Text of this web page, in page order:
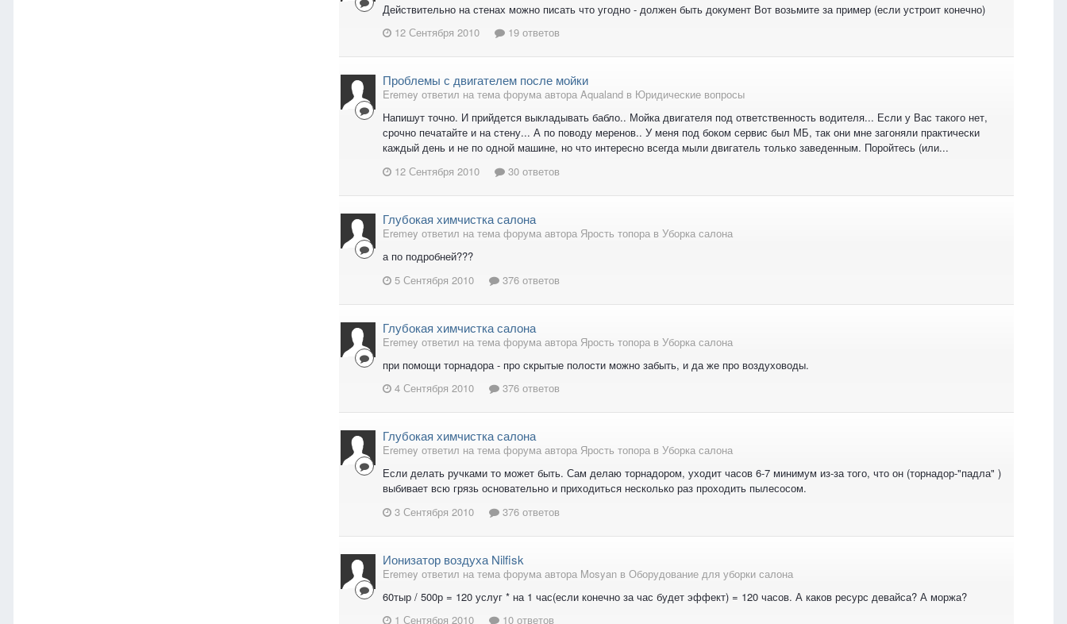
Действительно на стенах можно писать что угодно - должен быть документ Вот возьмите за пример (если устроит конечно)
12 Сентября 2010
19 ответов
Проблемы с двигателем после мойки
Eremey ответил на тема форума автора Aqualand в Юридические вопросы
Напишут точно. И прийдется выкладывать бабло.. Мойка двигателя под ответственность водителя... Если у Вас такого нет,
срочно печатайте и на стену... А по поводу меренов.. У меня под боком сервис был МБ, так они мне загоняли практически
каждый день и не по одной машине, но что интересно всегда мыли двигатель только заведенным. Поройтесь (или...
12 Сентября 2010
30 ответов
Глубокая химчистка салона
Eremey ответил на тема форума автора Ярость топора в Уборка салона
а по подробней???
5 Сентября 2010
376 ответов
Глубокая химчистка салона
Eremey ответил на тема форума автора Ярость топора в Уборка салона
при помощи торнадора - про скрытые полости можно забыть, и да же про воздуховоды.
4 Сентября 2010
376 ответов
Глубокая химчистка салона
Eremey ответил на тема форума автора Ярость топора в Уборка салона
Если делать ручками то может быть. Сам делаю торнадором, уходит часов 6-7 минимум из-за того, что он (торнадор-"падла" )
выбивает всю грязь основательно и приходиться несколько раз проходить пылесосом.
3 Сентября 2010
376 ответов
Ионизатор воздуха Nilfisk
Eremey ответил на тема форума автора Mosyan в Оборудование для уборки салона
60тыр / 500р = 120 услуг * на 1 час(если конечно за час будет эффект) = 120 часов. А каков ресурс девайса? А моржа?
1 Сентября 2010
10 ответов